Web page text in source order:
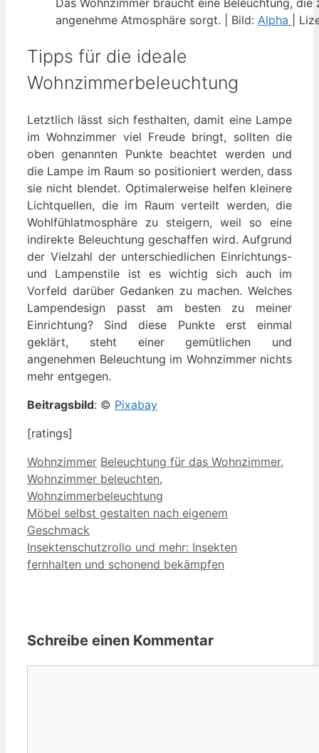
Das Wohnzimmer braucht eine Beleuchtung,
angenehme Atmosphäre sorgt. | Bild: Alpha |
Tipps für die ideale
Wohnzimmerbeleuchtung
Letztlich lässt sich festhalten, damit eine Lampe
im Wohnzimmer viel Freude bringt, sollten die
oben genannten Punkte beachtet werden und
die Lampe im Raum so positioniert werden, dass
sie nicht blendet. Optimalerweise helfen kleinere
Lichtquellen, die im Raum verteilt werden, die
Wohlfühlatmosphäre zu steigern, weil so eine
indirekte Beleuchtung geschaffen wird. Aufgrund
der Vielzahl der unterschiedlichen Einrichtungs-
und Lampenstile ist es wichtig sich auch im
Vorfeld darüber Gedanken zu machen. Welches
Lampendesign passt am besten zu meiner
Einrichtung? Sind diese Punkte erst einmal
geklärt, steht einer gemütlichen und
angenehmen Beleuchtung im Wohnzimmer nichts
mehr entgegen.
Beitragsbild: © Pixabay
[ratings]
Kategorien
Wohnzimmer Schlagwörter
Beleuchtung für das Wohnzimmer,
Wohnzimmer beleuchten,
Wohnzimmerbeleuchtung
Möbel selbst gestalten nach eigenem
Geschmack
Insektenschutzrollo und mehr: Insekten
fernhalten und schonend bekämpfen
Schreibe einen Kommentar